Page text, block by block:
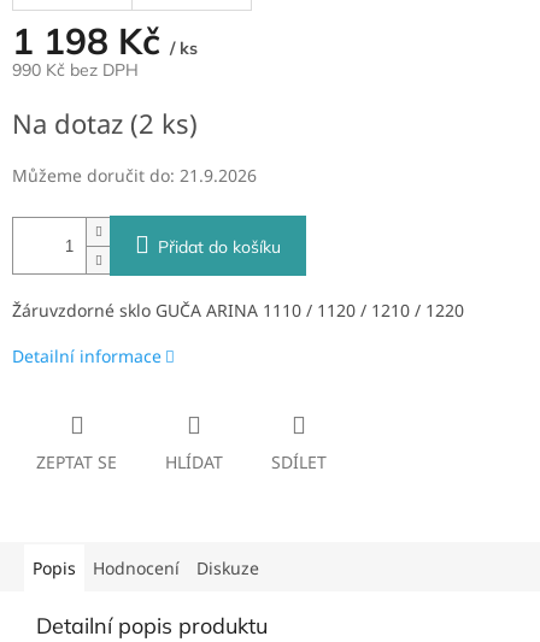
1 198 Kč / ks
990 Kč bez DPH
cena:
Na dotaz (2 ks)
Můžeme doručit do: 21.9.2026
Přidat do košíku
Žáruvzdorné sklo GUČA ARINA 1110 / 1120 / 1210 / 1220
Detailní informace
ZEPTAT SE HLÍDAT SDÍLET
Popis Hodnocení Diskuze
Detailní popis produktu